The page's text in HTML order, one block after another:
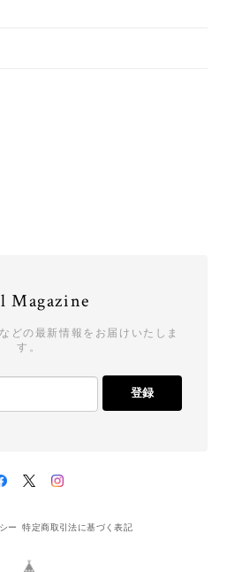
Magazine
どの最新情報をお届けいたしま
す。
登録
ー 特定商取引法に基づく表記